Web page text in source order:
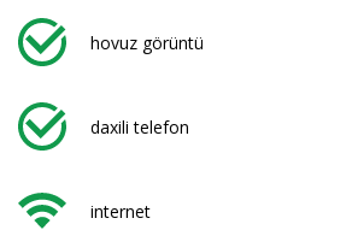
hovuz görüntü
daxili telefon
internet